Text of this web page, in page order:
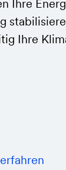
Ihre
Ihre